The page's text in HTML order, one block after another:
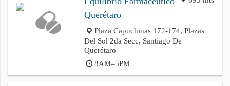
Querétaro
Plaza Capuchinas 172-174, Plazas
Del Sol 2da Secc, Santiago De
Querétaro
8AM–5PM